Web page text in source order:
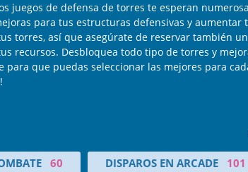
juegos de defensa de torres te esperan
para tus estructuras defensivas y
torres, así que asegúrate de reservar también
recursos. Desbloquea todo tipo de torres y
para que puedas seleccionar las mejores para
60 DISPAROS EN ARCADE 101